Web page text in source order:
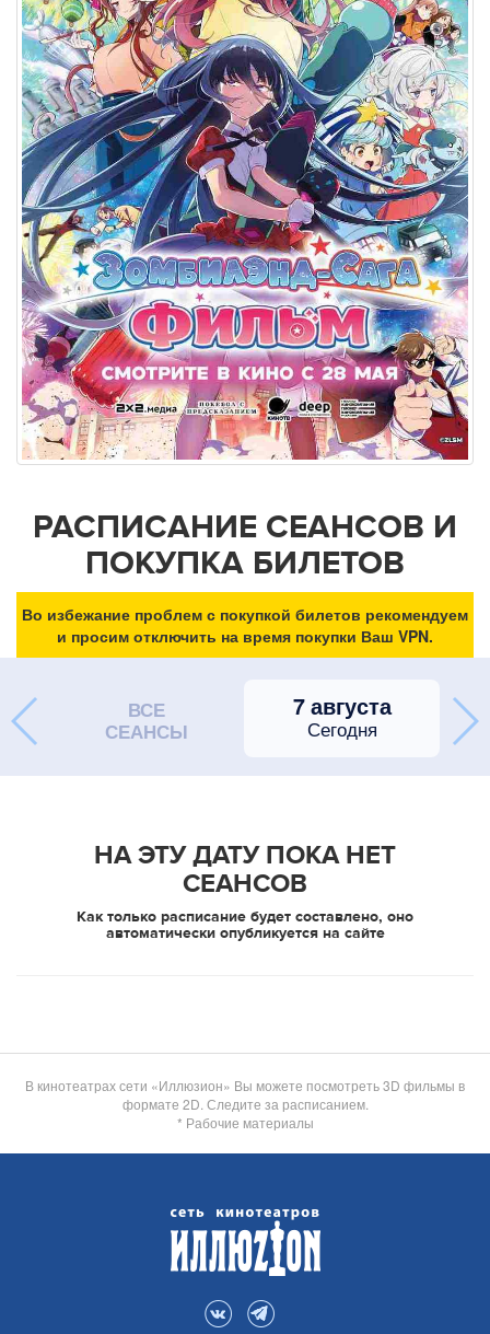
РАСПИСАНИЕ СЕАНСОВ И
ПОКУПКА БИЛЕТОВ
Во избежание проблем с покупкой билетов рекомендуем
и просим отключить на время покупки Ваш VPN.
ВСЕ
СЕАНСЫ
7 августа
Сегодня
НА ЭТУ ДАТУ ПОКА НЕТ
СЕАНСОВ
Как только расписание будет составлено, оно
автоматически опубликуется на сайте
В кинотеатрах сети «Иллюзион» Вы можете посмотреть 3D фильмы в
формате 2D. Следите за расписанием.
* Рабочие материалы